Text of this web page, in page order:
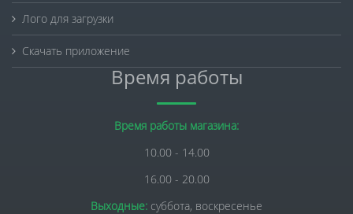
Лого для загрузки
Скачать приложение
Время работы
Время работы магазина:
10.00 - 14.00
16.00 - 20.00
Выходные: суббота, воскресенье